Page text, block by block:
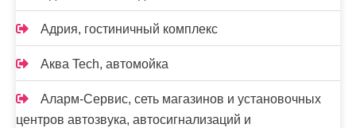
Адрия, гостиничный комплекс
Аква Tech, автомойка
Аларм-Сервис, сеть магазинов и установочных
центров автозвука, автосигнализаций и